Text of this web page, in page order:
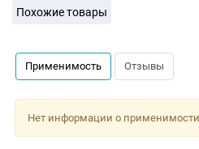
Похожие товары
Применимость Отзывы
Нет информации о применимости